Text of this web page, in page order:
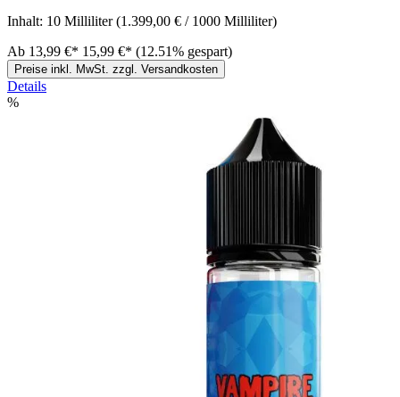
Inhalt: 10 Milliliter(1.399,00 € / 1000 Milliliter)
Ab 13,99 €* 15,99 €* (12.51% gespart)
Preise inkl. MwSt. zzgl. Versandkosten
Details
%